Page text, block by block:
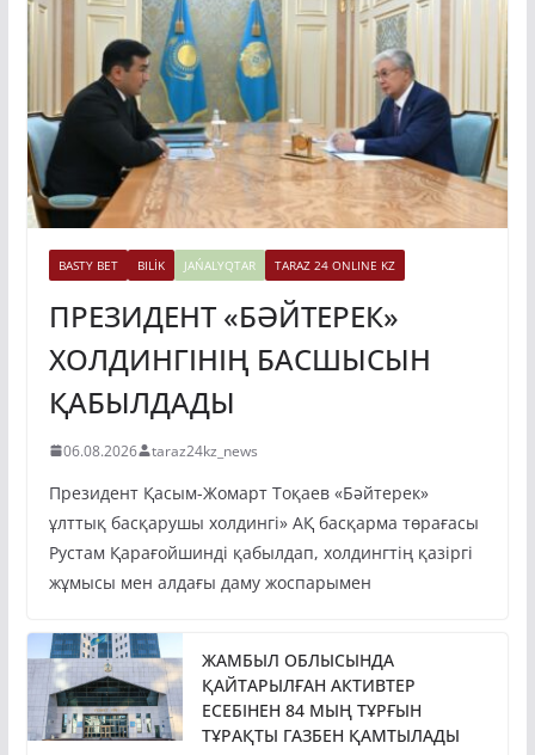
BASTY BET BILİK JAŃALYQTAR TARAZ 24 ONLINE KZ
ПРЕЗИДЕНТ «БӘЙТЕРЕК»
ХОЛДИНГІНІҢ БАСШЫСЫН
ҚАБЫЛДАДЫ
06.08.2026 taraz24kz_news
Президент Қасым-Жомарт Тоқаев «Бәйтерек»
ұлттық басқарушы холдингі» АҚ басқарма төрағасы
Рустам Қарағойшинді қабылдап, холдингтің қазіргі
жұмысы мен алдағы даму жоспарымен
ЖАМБЫЛ ОБЛЫСЫНДА
ҚАЙТАРЫЛҒАН АКТИВТЕР
ЕСЕБІНЕН 84 МЫҢ ТҰРҒЫН
ТҰРАҚТЫ ГАЗБЕН ҚАМТЫЛАДЫ